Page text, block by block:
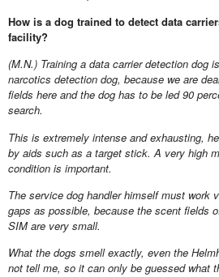
How is a dog trained to detect data
facility?
(M.N.) Training a data carrier detection dog
narcotics detection dog, because we are
fields here and the dog has to be led 90
search.
This is extremely intense and exhausting,
by aids such as a target stick. A very high
condition is important.
The service dog handler himself must work
gaps as possible, because the scent fields
SIM are very small.
What the dogs smell exactly, even the
not tell me, so it can only be guessed what